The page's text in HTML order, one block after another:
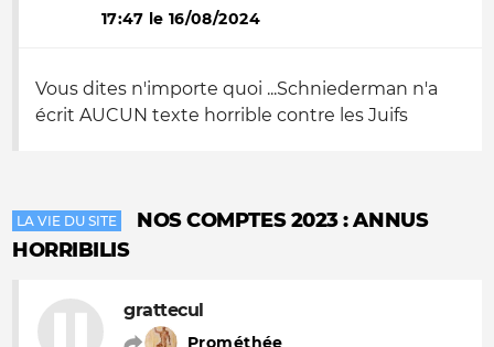
17:47 le 16/08/2024
Vous dites n'importe quoi ...Schniederman n'a
écrit AUCUN texte horrible contre les Juifs
LA VIE DU SITE
NOS COMPTES 2023 : ANNUS
HORRIBILIS
grattecul
Prométhée